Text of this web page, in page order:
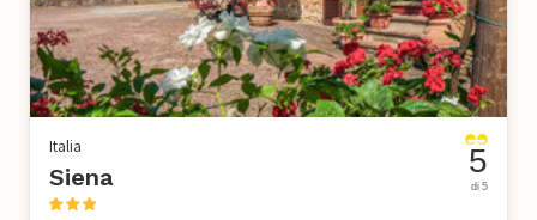
Italia
Siena 5
di 5